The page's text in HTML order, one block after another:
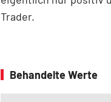
Trader.
Behandelte Werte